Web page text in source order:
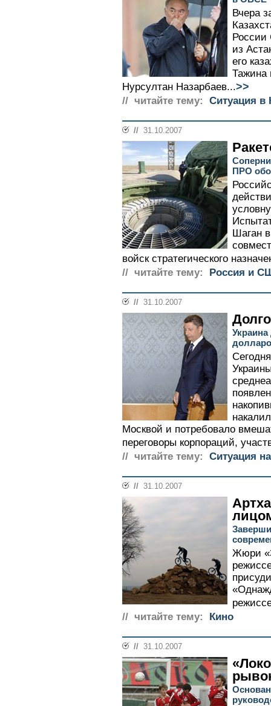
Вчера
России
из
его
Тажина
Нурсултан Назарбаев...>>
// читайте тему: Ситуация в
// 31.10.2007
ПРО
Шаган
войск стратегического
// читайте тему:
Россия и
// 31.10.2007
Москвой и потребовало
переговоры корпораций,
// читайте тему:
Ситуация
// 31.10.2007
Жюри
// читайте тему:
Кино
// 31.10.2007